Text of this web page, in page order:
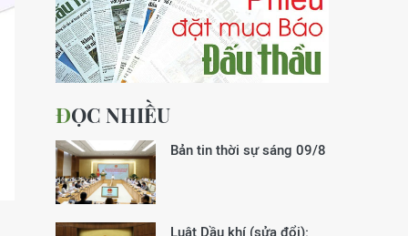
ĐỌC NHIỀU
Bản tin thời sự sáng 09/8
Luật Dầu khí (sửa đổi):